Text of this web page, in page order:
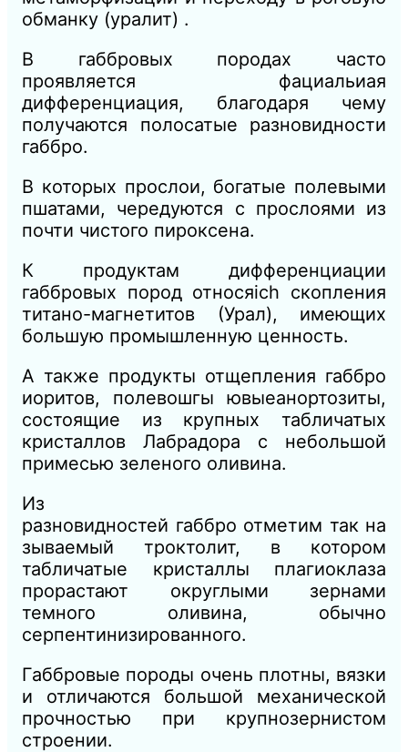
обманку (уралит) .
В габбровых породах часто
проявляется фациальиая
дифференциация, благодаря чему
получаются полосатые разновидности
габбро.
В которых прослои, богатые полевыми
пшатами, чередуются с прослоями из
почти чистого пироксена.
К продуктам дифференциации
габбровых пород относяich скопления
титано-магнетитов (Урал), имеющих
большую промышленную ценность.
А также продукты отщепления габбро
иоритов, полевошгы ювыеанортозиты,
состоящие из крупных табличатых
кристаллов Лабрадора с небольшой
примесью зеленого оливина.
Из
разновидностей габбро отметим так на
зываемый троктолит, в котором
табличатые кристаллы плагиоклаза
прорастают округлыми зернами
темного оливина, обычно
серпентинизированного.
Габбровые породы очень плотны, вязки
и отличаются большой механической
прочностью при крупнозернистом
строении.